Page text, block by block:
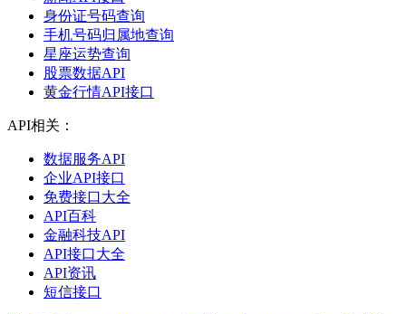
身份证号码查询
手机号码归属地查询
星座运势查询
股票数据API
黄金行情API接口
API相关：
数据服务API
企业API接口
免费接口大全
API百科
金融科技API
API接口大全
API资讯
短信接口